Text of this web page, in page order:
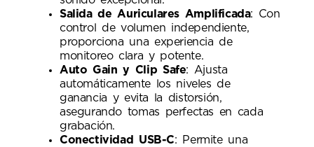
Salida de Auriculares Amplificada: Con
control de volumen independiente,
proporciona una experiencia de
monitoreo clara y potente.
Auto Gain y Clip Safe: Ajusta
automáticamente los niveles de
ganancia y evita la distorsión,
asegurando tomas perfectas en cada
grabación.
Conectividad USB-C: Permite una